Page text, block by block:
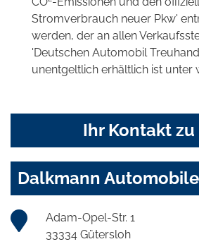
Stromverbrauch neuer Pkw'
werden, der an allen
'Deutschen Automobil
unentgeltlich erhältlich ist unter
Ihr Kontakt zu
Dalkmann Automobile
Adam-Opel-Str. 1
33334 Gütersloh